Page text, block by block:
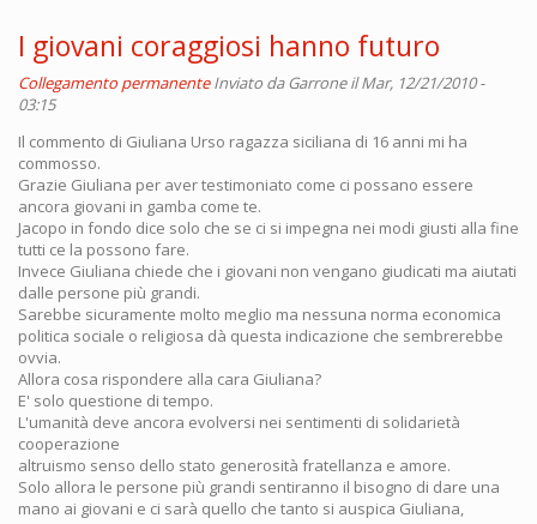
I giovani coraggiosi hanno futuro
Collegamento permanente Inviato daGarroneil Mar, 12/21/2010 -
03:15
Il commento di Giuliana Urso ragazza siciliana di 16 anni mi ha
commosso.
Grazie Giuliana per aver testimoniato come ci possano essere
ancora giovani in gamba come te.
Jacopo in fondo dice solo che se ci si impegna nei modi giusti alla fine
tutti ce la possono fare.
Invece Giuliana chiede che i giovani non vengano giudicati ma aiutati
dalle persone più grandi.
Sarebbe sicuramente molto meglio ma nessuna norma economica
politica sociale o religiosa dà questa indicazione che sembrerebbe
ovvia.
Allora cosa rispondere alla cara Giuliana?
E' solo questione di tempo.
L'umanità deve ancora evolversi nei sentimenti di solidarietà
cooperazione
altruismo senso dello stato generosità fratellanza e amore.
Solo allora le persone più grandi sentiranno il bisogno di dare una
mano ai giovani e ci sarà quello che tanto si auspica Giuliana,